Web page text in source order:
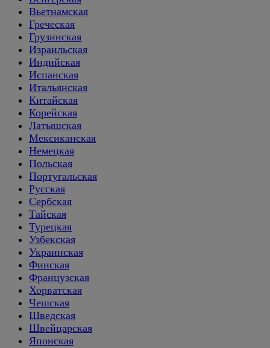
Вьетнамская
Греческая
Грузинская
Израильская
Индийская
Испанская
Итальянская
Китайская
Корейская
Латышская
Мексиканская
Немецкая
Польская
Португальская
Русская
Сербская
Тайская
Турецкая
Узбекская
Украинская
Финская
Французская
Хорватская
Чешская
Шведская
Швейцарская
Японская